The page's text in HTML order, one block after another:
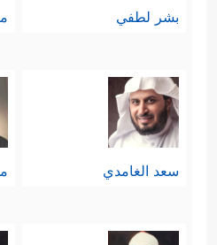
بشر لطفي
سعد الغامدي